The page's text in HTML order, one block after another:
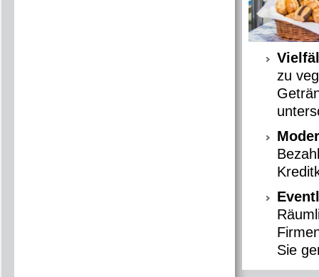
zu
Sie